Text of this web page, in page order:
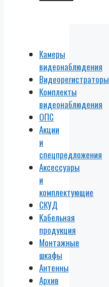
Камеры
видеонаблюдения
Видеорегистраторы
Комплекты
видеонаблюдения
ОПС
Акции
и
спецпредложения
Аксессуары
и
комплектующие
СКУД
Кабельная
продукция
Монтажные
шкафы
Антенны
Архив